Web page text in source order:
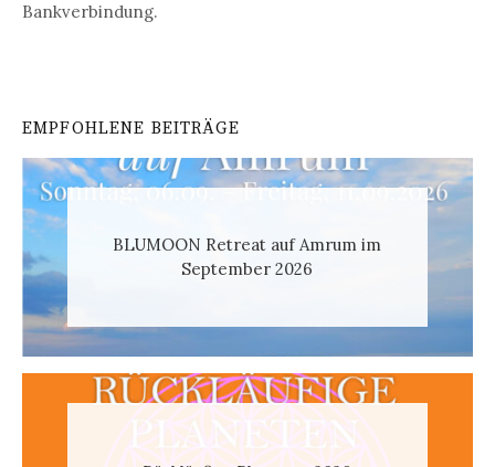
Bankverbindung.
EMPFOHLENE BEITRÄGE
BLUMOON Retreat auf Amrum im
September 2026